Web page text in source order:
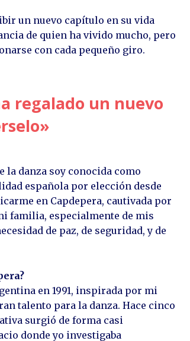
un nuevo capítulo en su vida
de quien ha vivido mucho, pero
con cada pequeño giro.
regalado un nuevo
la danza soy conocida como
española por elección desde
en Capdepera, cautivada por
familia, especialmente de mis
de paz, de seguridad, y de
en 1991, inspirada por mi
talento para la danza. Hace cinco
surgió de forma casi
donde yo investigaba